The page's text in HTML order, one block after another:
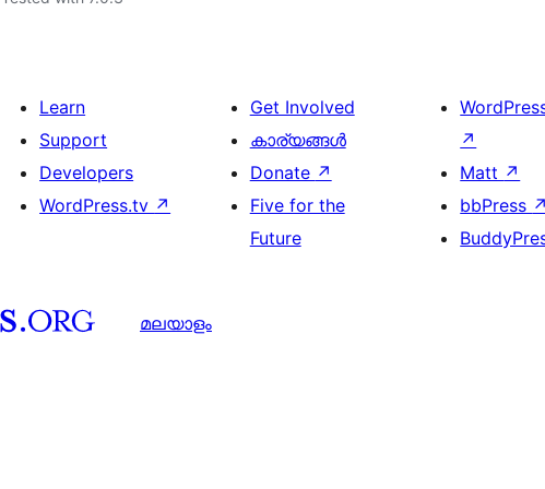
Learn
Support
Developers
WordPress.tv ↗
Get Involved
കാര്യങ്ങള്‍
Donate ↗
Five for the
Future
↗
Matt ↗
bbPress ↗
മലയാളം